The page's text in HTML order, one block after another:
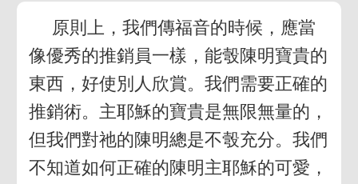
原則上，我們傳福音的時候，應當
像優秀的推銷員一樣，能彀陳明寶貴的
東西，好使別人欣賞。我們需要正確的
推銷術。主耶穌的寶貴是無限無量的，
但我們對祂的陳明總是不彀充分。我們
不知道如何正確的陳明主耶穌的可愛，